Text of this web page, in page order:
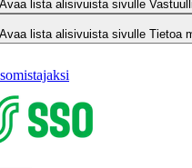
Avaa lista alisivuista sivulle
Avaa lista alisivuista sivulle Tietoa